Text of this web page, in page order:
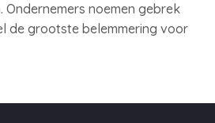
Ondernemers noemen gebrek
de grootste belemmering voor